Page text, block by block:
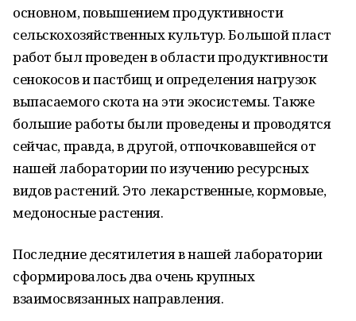
основном, повышением продуктивности
сельскохозяйственных культур. Большой пласт
работ был проведен в области продуктивности
сенокосов и пастбищ и определения нагрузок
выпасаемого скота на эти экосистемы. Также
большие работы были проведены и проводятся
сейчас, правда, в другой, отпочковавшейся от
нашей лаборатории по изучению ресурсных
видов растений. Это лекарственные, кормовые,
медоносные растения.
Последние десятилетия в нашей лаборатории
сформировалось два очень крупных
взаимосвязанных направления.